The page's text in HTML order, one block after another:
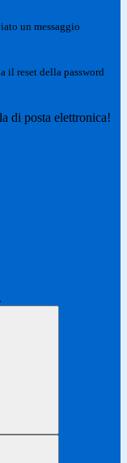
un messaggio
il reset della password
di posta elettronica!